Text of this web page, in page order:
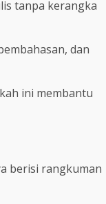
tanpa kerangka
dan
ini membantu
berisi rangkuman